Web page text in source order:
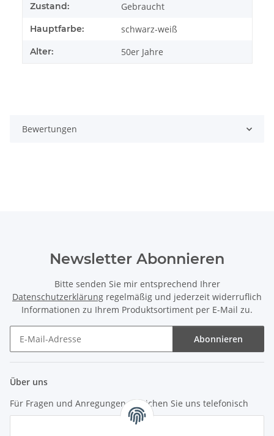
Zustand: Gebraucht
Hauptfarbe: schwarz-weiß
Alter: 50er Jahre
Bewertungen
Newsletter Abonnieren
Bitte senden Sie mir entsprechend Ihrer
Datenschutzerklärung regelmäßig und jederzeit widerruflich
Informationen zu Ihrem Produktsortiment per E-Mail zu.
Abonnieren
Über uns
Für Fragen und Anregungen erreichen Sie uns telefonisch